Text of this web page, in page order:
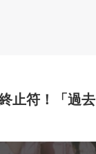
止符！「過